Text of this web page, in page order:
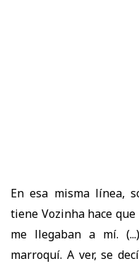
En esa misma línea,
tiene Vozinha hace
me llegaban a mí.
marroquí. A ver, se